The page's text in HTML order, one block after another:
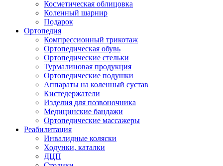
Косметическая облицовка
Коленный шарнир
Подарок
Ортопедия
Компрессионный трикотаж
Ортопедическая обувь
Ортопедические стельки
Турмалиновая продукция
Ортопедические подушки
Аппараты на коленный сустав
Кистедержатели
Изделия для позвоночника
Медицинские бандажи
Ортопедические массажеры
Реабилитация
Инвалидные коляски
Ходунки, каталки
ДЦП